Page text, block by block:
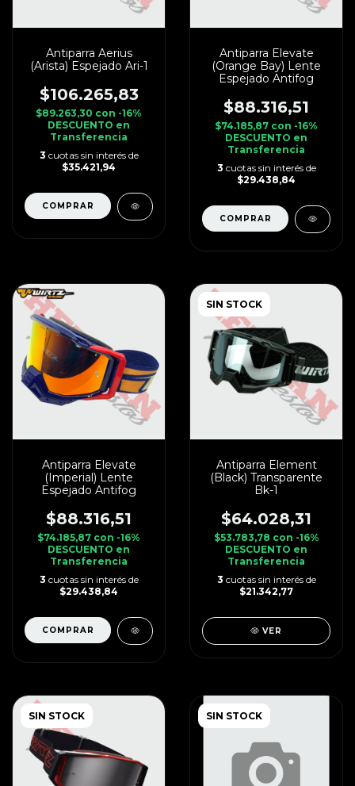
Antiparra Aerius
(Arista) Espejado Ari-1
$106.265,83
$89.263,30 con -16%
DESCUENTO en
Transferencia
3 cuotas sin interés de
$35.421,94
Antiparra Elevate
(Orange Bay) Lente
Espejado Antifog
$88.316,51
$74.185,87 con -16%
DESCUENTO en
Transferencia
3 cuotas sin interés de
$29.438,84
Antiparra Elevate
(Imperial) Lente
Espejado Antifog
$88.316,51
$74.185,87 con -16%
DESCUENTO en
Transferencia
3 cuotas sin interés de
$29.438,84
SIN STOCK
Antiparra Element
(Black) Transparente
Bk-1
$64.028,31
$53.783,78 con -16%
DESCUENTO en
Transferencia
3 cuotas sin interés de
$21.342,77
VER
SIN STOCK SIN STOCK